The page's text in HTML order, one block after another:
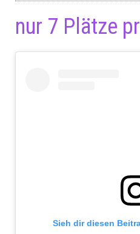
nur 7 Plätze
Sieh dir diesen